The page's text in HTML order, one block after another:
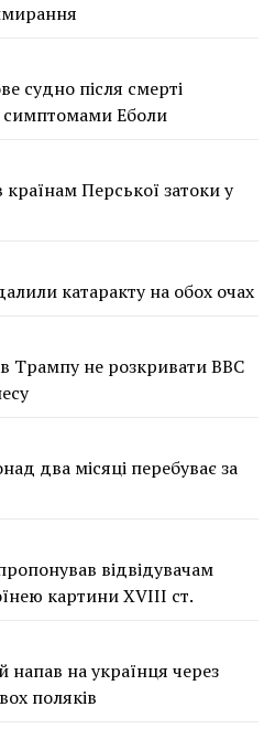
судно після смерті
Еболи
Перської затоки у
катаракту на обох очах
Трампу не розкривати BBC
два місяці перебуває за
відвідувачам
картини XVIII ст.
напав на українця через
поляків